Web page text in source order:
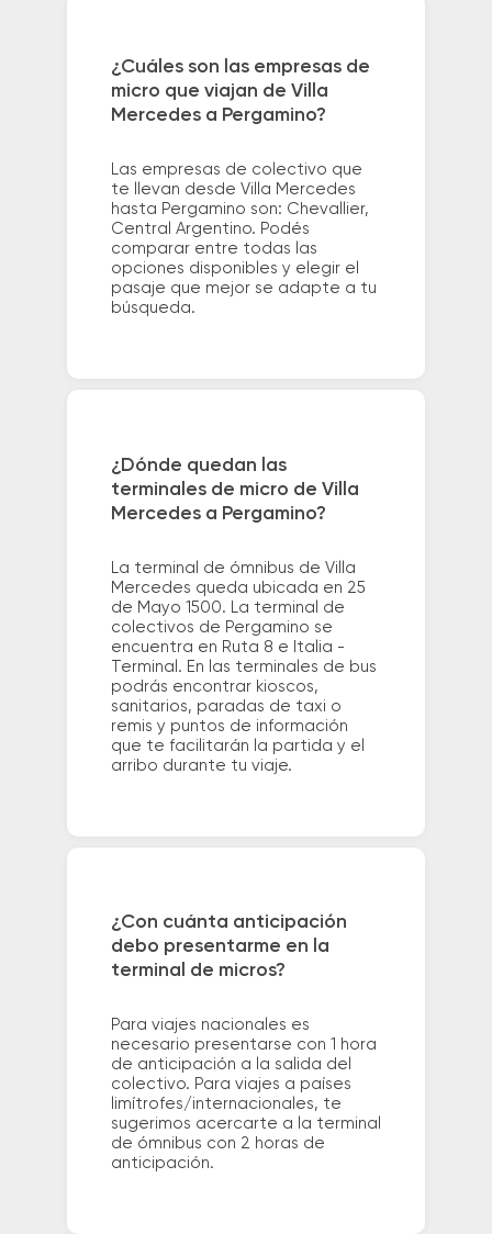
¿Cuáles son las empresas de
micro que viajan de Villa
Mercedes a Pergamino?
Las empresas de colectivo que
te llevan desde Villa Mercedes
hasta Pergamino son: Chevallier,
Central Argentino. Podés
comparar entre todas las
opciones disponibles y elegir el
pasaje que mejor se adapte a tu
búsqueda.
¿Dónde quedan las
terminales de micro de Villa
Mercedes a Pergamino?
La terminal de ómnibus de Villa
Mercedes queda ubicada en 25
de Mayo 1500. La terminal de
colectivos de Pergamino se
encuentra en Ruta 8 e Italia -
Terminal. En las terminales de bus
podrás encontrar kioscos,
sanitarios, paradas de taxi o
remis y puntos de información
que te facilitarán la partida y el
arribo durante tu viaje.
¿Con cuánta anticipación
debo presentarme en la
terminal de micros?
Para viajes nacionales es
necesario presentarse con 1 hora
de anticipación a la salida del
colectivo. Para viajes a países
limítrofes/internacionales, te
sugerimos acercarte a la terminal
de ómnibus con 2 horas de
anticipación.